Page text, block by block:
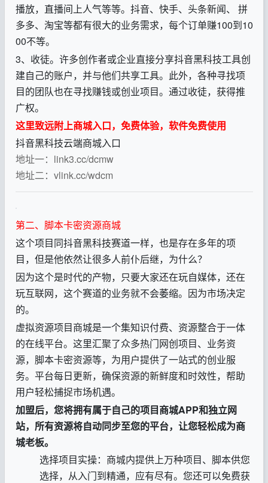
播放，直播间上人气等等。抖音、快手、头条新闻、 拼
多多、淘宝等都有很大的业务需求，每个订单赚100到10
00不等。
3、收徒。许多创作者或企业直接分享抖音黑科技工具创
建自己的账户，并与他们共享工具。此外，各种寻找项
目的团队也在寻找赚钱或创业项目。通过收徒，获得推
广权。
这里致远附上商城入口，免费体验，软件免费使用
抖音黑科技云端商城入口
地址一：link3.cc/dcmw
地址二： vlink.cc/wdcm
第二、脚本卡密资源商城
这个项目同抖音黑科技赛道一样，也是存在多年的项
目，但是他依然让很多人前仆后继，为什么？
因为这个是时代的产物，只要大家还在玩自媒体，还在
玩互联网，这个赛道的业务就不会萎缩。因为市场决定
的。
虚拟资源项目商城是一个集知识付费、资源整合于一体
的在线平台。这里汇聚了众多热门网创项目、业务资
源，脚本卡密资源等，为用户提供了一站式的创业服
务。平台每日更新，确保资源的新鲜度和时效性，帮助
用户轻松捕捉市场机遇。
加盟后，您将拥有属于自己的项目商城APP和独立网
站，所有资源将自动同步至您的平台，让您轻松成为商
城老板。
选择项目实操：商城内提供上万种项目、脚本供您
选择，从入门到精通，应有尽有。您还可以免费获